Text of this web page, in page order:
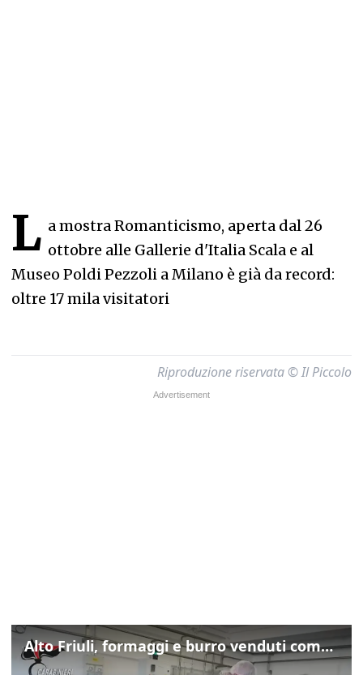
L a mostra Romanticismo, aperta dal 26
ottobre alle Gallerie d'Italia Scala e al
Museo Poldi Pezzoli a Milano è già da record:
oltre 17 mila visitatori
Riproduzione riservata © Il Piccolo
Alto Friuli, formaggi e burro venduti come locali: nei prodotti latte da fuori regione e dall’estero